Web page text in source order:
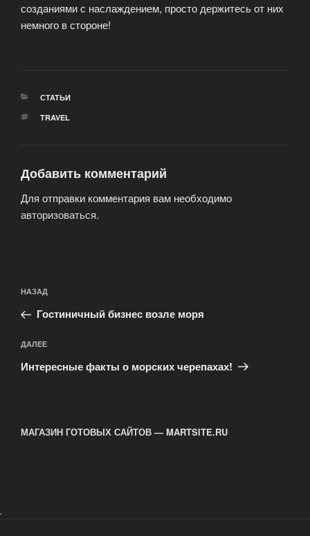
созданиями с наслаждением, просто держитесь от них
немного в стороне!
РУБРИКИ
СТАТЬИ
МЕТКИ
TRAVEL
Добавить комментарий
Для отправки комментария вам необходимо
авторизоваться.
по
записям
Предыдущая
запись:
НАЗАД
Гостиничный бизнес возле моря
Следующая
запись
ДАЛЕЕ
Интересные факты о морских черепахах!
МАГАЗИН ГОТОВЫХ САЙТОВ — MARTSITE.RU
.